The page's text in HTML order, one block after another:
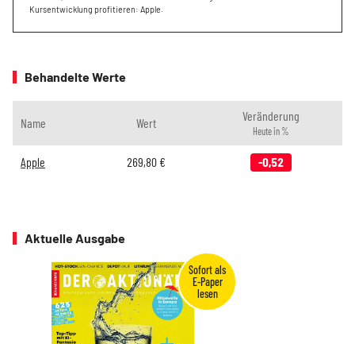
Kursentwicklung profitieren: Apple.
Behandelte Werte
Name Wert Veränderung
Heute in %
Apple 269,80 € -0,52
Aktuelle Ausgabe